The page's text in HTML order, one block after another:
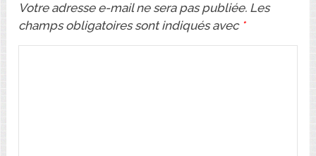
Votre adresse e-mail ne sera pas publiée. Les
champs obligatoires sont indiqués avec *